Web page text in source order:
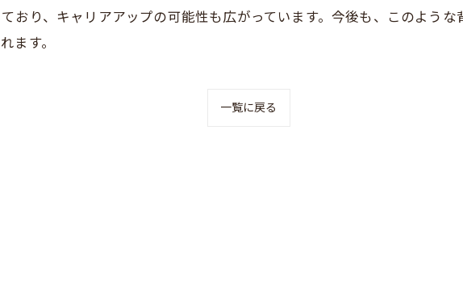
おり、キャリアアップの可能性も広がっています。今後も、このような
ます。
一覧に戻る